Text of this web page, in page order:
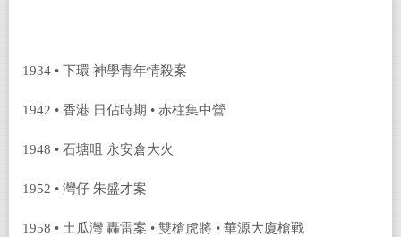
1934 • 下環 神學青年情殺案
1942 • 香港 日佔時期 • 赤柱集中營
1948 • 石塘咀 永安倉大火
1952 • 灣仔 朱盛才案
1958 • 土瓜灣 轟雷案 • 雙槍虎將 • 華源大廈槍戰